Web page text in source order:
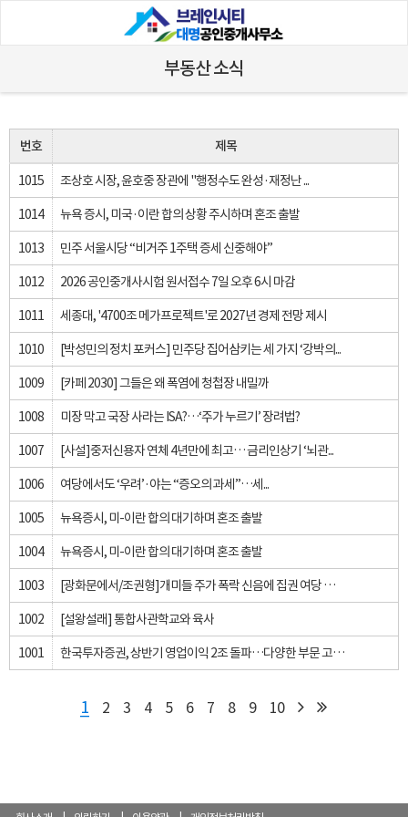
부동산 소식
번호 제목
1015 조상호 시장, 윤호중 장관에 "행정수도 완성·재정난 ...
1014 뉴욕 증시, 미국·이란 합의 상황 주시하며 혼조 출발
1013 민주 서울시당 “비거주 1주택 증세 신중해야”
1012 2026 공인중개사시험 원서접수 7일 오후 6시 마감
1011 세종대, '4700조 메가프로젝트'로 2027년 경제 전망 제시
1010 [박성민의 정치 포커스] 민주당 집어삼키는 세 가지 ‘강박의...
1009 [카페 2030] 그들은 왜 폭염에 청첩장 내밀까
1008 미장 막고 국장 사라는 ISA?…‘주가 누르기’ 장려법?
1007 [사설]중저신용자 연체 4년만에 최고… 금리인상기 ‘뇌관...
1006 여당에서도 ‘우려’·야는 “증오의 과세”…세...
1005 뉴욕증시, 미-이란 합의 대기하며 혼조 출발
1004 뉴욕증시, 미-이란 합의 대기하며 혼조 출발
1003 [광화문에서/조권형]개미들 주가 폭락 신음에 집권 여당 책임 통감해야
1002 [설왕설래] 통합사관학교와 육사
1001 한국투자증권, 상반기 영업이익 2조 돌파…다양한 부문 고른 성장
1 2 3 4 5 6 7 8 9 10